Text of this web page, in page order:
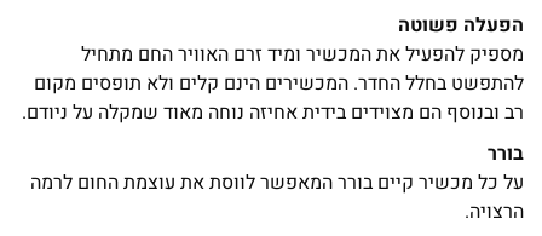
הפעלה פשוטה
מספיק להפעיל את המכשיר ומיד זרם האוויר החם מתחיל
להתפשט בחלל החדר. המכשירים הינם קלים ולא תופסים מקום
רב ובנוסף הם מצוידים בידית אחיזה נוחה מאוד שמקלה על ניודם.
בורר
על כל מכשיר קיים בורר המאפשר לווסת את עוצמת החום לרמה
הרצויה.